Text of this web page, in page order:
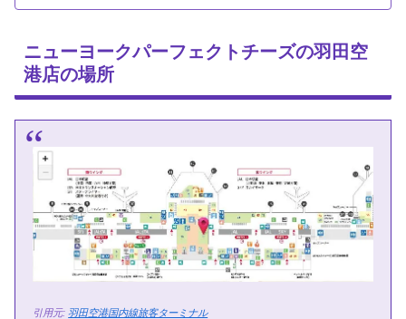
ニューヨークパーフェクトチーズの羽田空
港店の場所
引用元:羽田空港国内線旅客ターミナル